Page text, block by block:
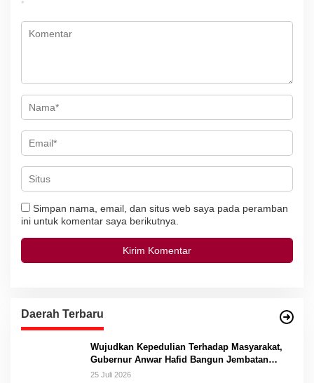
o
*
Simpan nama, email, dan situs web saya pada peramban
ini untuk komentar saya berikutnya.
Daerah Terbaru
Wujudkan Kepedulian Terhadap Masyarakat,
Gubernur Anwar Hafid Bangun Jembatan
Gantung Masungkang dengan Dana Pribadi
25 Juli 2026